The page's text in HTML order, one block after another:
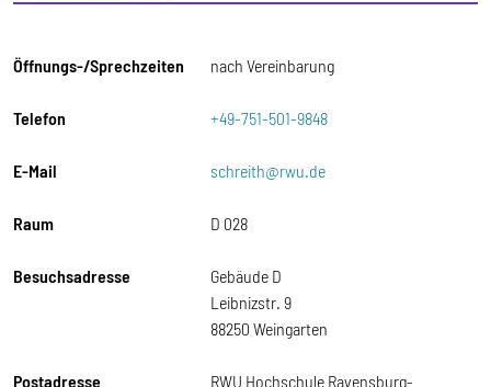
Öffnungs-/Sprechzeiten nach Vereinbarung
Telefon +49-751-501-9848
E-Mail schreith@rwu.de
Raum D 028
Besuchsadresse
Gebäude D
Leibnizstr. 9
88250 Weingarten
Postadresse
RWU Hochschule Ravensburg-